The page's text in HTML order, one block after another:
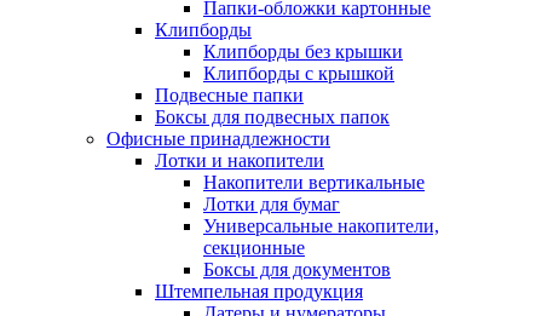
Папки-обложки картонные
Клипборды
Клипборды без крышки
Клипборды с крышкой
Подвесные папки
Боксы для подвесных папок
Офисные принадлежности
Лотки и накопители
Накопители вертикальные
Лотки для бумаг
Универсальные накопители,
секционные
Боксы для документов
Штемпельная продукция